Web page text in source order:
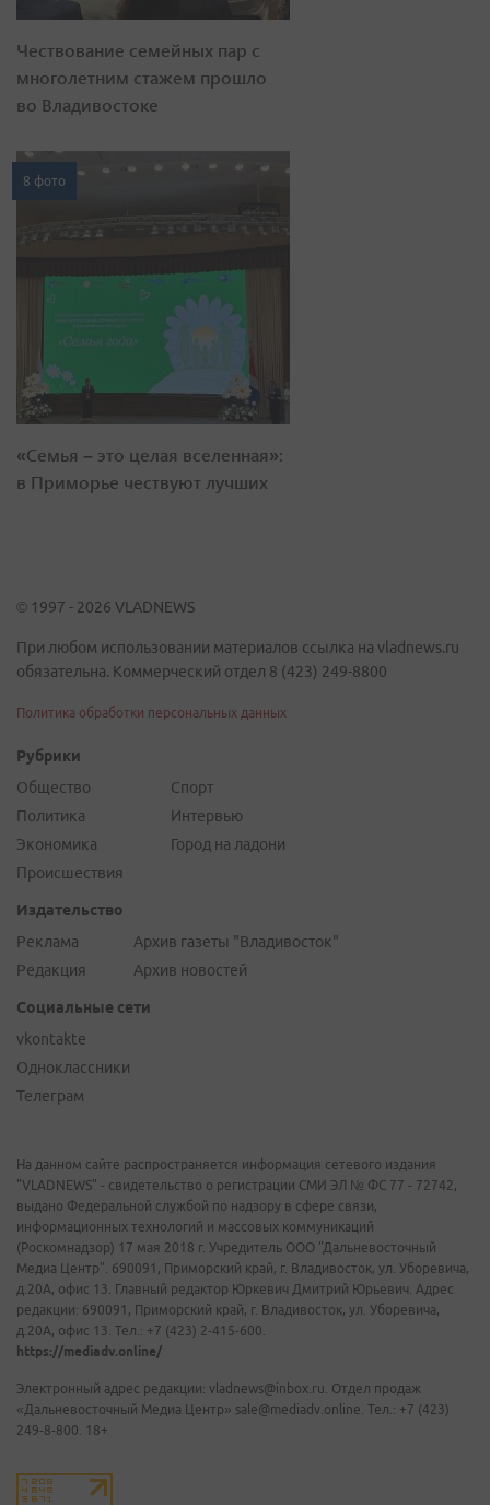
Чествование семейных пар с
многолетним стажем прошло
во Владивостоке
8 фото
«Семья – это целая вселенная»:
в Приморье чествуют лучших
© 1997 - 2026 VLADNEWS
При любом использовании материалов ссылка на vladnews.ru
обязательна. Коммерческий отдел 8 (423) 249-8800
Политика обработки персональных данных
Рубрики
Общество
Политика
Экономика
Происшествия
Спорт
Интервью
Город на ладони
Издательство
Реклама
Редакция
Архив газеты "Владивосток"
Архив новостей
Социальные сети
vkontakte
Одноклассники
Телеграм
На данном сайте распространяется информация сетевого издания
"VLADNEWS" - свидетельство о регистрации СМИ ЭЛ № ФС 77 - 72742,
выдано Федеральной службой по надзору в сфере связи,
информационных технологий и массовых коммуникаций
(Роскомнадзор) 17 мая 2018 г. Учредитель ООО "Дальневосточный
Медиа Центр". 690091, Приморский край, г. Владивосток, ул. Уборевича,
д.20А, офис 13. Главный редактор Юркевич Дмитрий Юрьевич. Адрес
редакции: 690091, Приморский край, г. Владивосток, ул. Уборевича,
д.20А, офис 13. Тел.: +7 (423) 2-415-600.
https://mediadv.online/
Электронный адрес редакции: vladnews@inbox.ru. Отдел продаж
«Дальневосточный Медиа Центр» sale@mediadv.online. Тел.: +7 (423)
249-8-800. 18+